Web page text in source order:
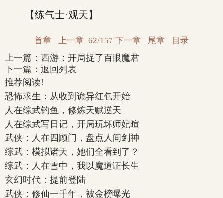
【练气士·观天】
首章 上一章 62/157 下一章 尾章 目录
上一篇： 西游：开局捉了百眼魔君
下一篇： 返回列表
推荐阅读!
恐怖求生：从收到诡异红包开始
人在综武钓鱼，修炼天赋逆天
人在综武写日记，开局玩坏师妃暄
武侠：人在四顾门，盘点人间剑神
综武：模拟诸天，她们全看到了？
综武：人在雪中，我以魔道证长生
玄幻时代：提前登陆
武侠：修仙一千年，被金榜曝光